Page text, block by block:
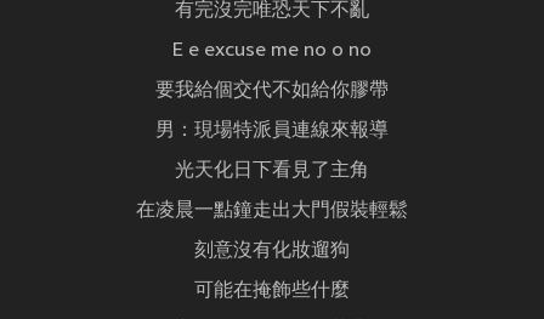
有完沒完唯恐天下不亂
E e excuse me no o no
要我給個交代不如給你膠帶
男：現場特派員連線來報導
光天化日下看見了主角
在凌晨一點鐘走出大門假裝輕鬆
刻意沒有化妝遛狗
可能在掩飾些什麼